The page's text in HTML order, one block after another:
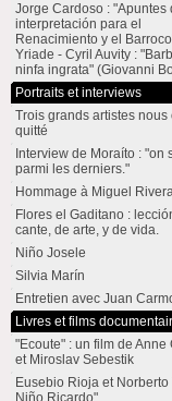
Jorge Cardoso : "Apuntes
interpretación para el
Renacimiento y el
Yriade - Cyril Auvity :
ninfa ingrata" (Giovanni
Portraits et interviews
Trois grands artistes nous
quitté
Interview de Moraíto : "on
parmi les derniers."
Hommage à Miguel
Flores el Gaditano :
cante, de arte, y de vida.
Niño Josele
Silvia Marín
Entretien avec Juan
Livres et films
"Ecoute" : un film de Anne
et Miroslav Sebestik
Eusebio Rioja et Norberto
Niño Ricardo"